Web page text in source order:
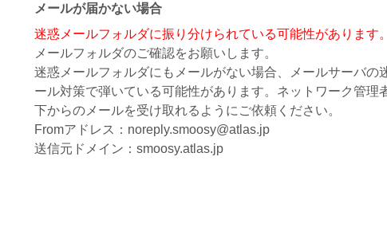
メールが届かない場合
迷惑メールフォルダに振り分けられている可能性があります
メールフォルダのご確認をお願いします。
迷惑メールフォルダにもメールがない場合、メールサーバの
ール対策で弾いている可能性があります。ネットワーク管理
下からのメールを受け取れるようにご依頼ください。
Fromアドレス：noreply.smoosy@atlas.jp
送信元ドメイン：smoosy.atlas.jp